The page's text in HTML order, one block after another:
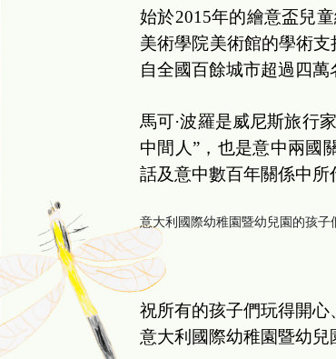
始於2015年的繪意盃兒
美術學院美術館的學術
自全國百餘城市超過四萬
馬可·波羅是威尼斯旅行
中間人”，也是意中兩國
話及意中數百年關係中所
意大利國際幼稚園暨幼兒園的孩
祝所有的孩子們玩得開心
意大利國際幼稚園暨幼兒